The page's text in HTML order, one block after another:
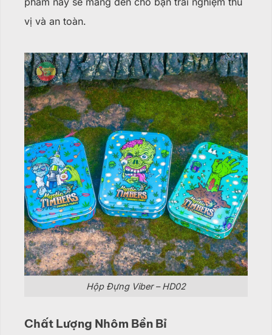
vị và an toàn.
Hộp Đựng Viber – HD02
Chất Lượng Nhôm Bền Bỉ